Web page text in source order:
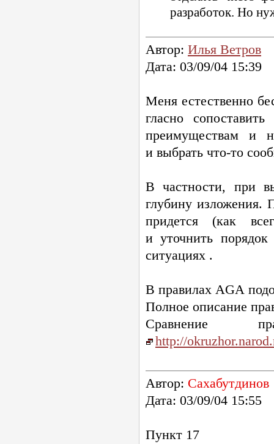
разработок. Но
Автор: Илья Ветров
Дата: 03/09/04 15:39
Меня естественно
гласно
преимуществам и
и выбрать что-то
В частности, при
глубину изложения.
придется (как
и уточнить порядок
ситуациях .
В правилах AGA
Полное описание
http://
Автор: Сахабутдинов
Дата: 03/09/04 15:55
Пункт 17